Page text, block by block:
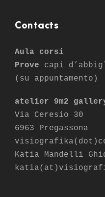
Contacts
Aula corsi
Prove capi
(su appuntamento)
atelier 9m2
Via Ceresio 30
6963 Pregassona
Katia Mandelli